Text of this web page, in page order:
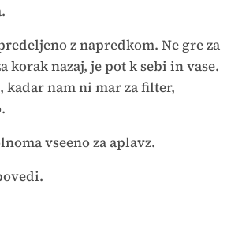
z napredkom. Ne gre za
korak nazaj, je pot k sebi in vase.
kadar nam ni mar za filter,
vseeno za aplavz.